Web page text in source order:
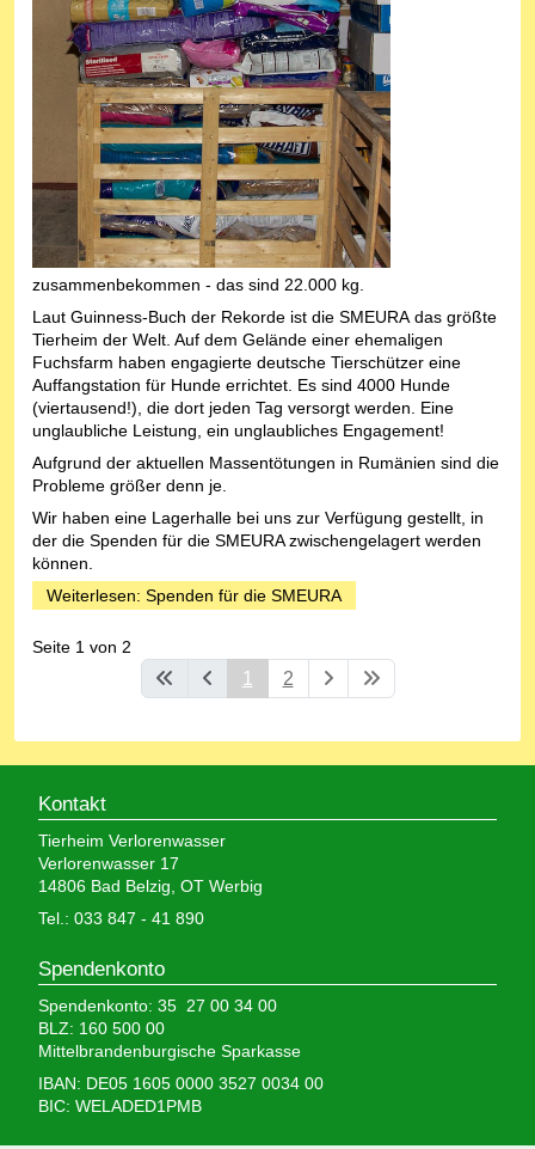
zusammenbekommen - das sind 22.000 kg.
Laut Guinness-Buch der Rekorde ist die SMEURA das größte
Tierheim der Welt. Auf dem Gelände einer ehemaligen
Fuchsfarm haben engagierte deutsche Tierschützer eine
Auffangstation für Hunde errichtet. Es sind 4000 Hunde
(viertausend!), die dort jeden Tag versorgt werden. Eine
unglaubliche Leistung, ein unglaubliches Engagement!
Aufgrund der aktuellen Massentötungen in Rumänien sind die
Probleme größer denn je.
Wir haben eine Lagerhalle bei uns zur Verfügung gestellt, in
der die Spenden für die SMEURA zwischengelagert werden
können.
Weiterlesen: Spenden für die SMEURA
Seite 1 von 2
1 2
Kontakt
Tierheim Verlorenwasser
Verlorenwasser 17
14806 Bad Belzig, OT Werbig
Tel.: 033 847 - 41 890
Spendenkonto
Spendenkonto: 35 27 00 34 00
BLZ: 160 500 00
Mittelbrandenburgische Sparkasse
IBAN: DE05 1605 0000 3527 0034 00
BIC: WELADED1PMB